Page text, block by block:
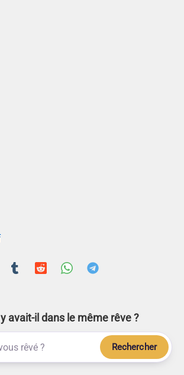
avait-il dans le même rêve ?
Rechercher